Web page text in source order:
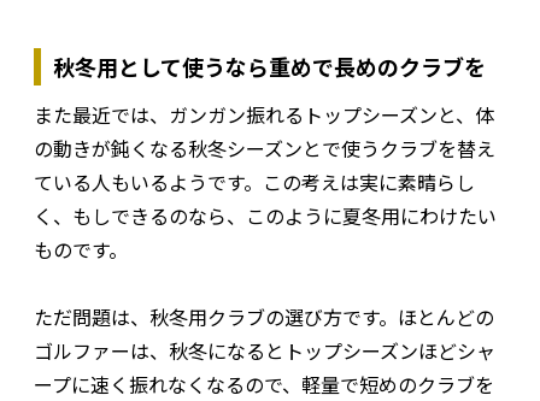
秋冬用として使うなら重めで長めのクラブを
また最近では、ガンガン振れるトップシーズンと、体
の動きが鈍くなる秋冬シーズンとで使うクラブを替え
ている人もいるようです。この考えは実に素晴らし
く、もしできるのなら、このように夏冬用にわけたい
ものです。
ただ問題は、秋冬用クラブの選び方です。ほとんどの
ゴルファーは、秋冬になるとトップシーズンほどシャ
ープに速く振れなくなるので、軽量で短めのクラブを